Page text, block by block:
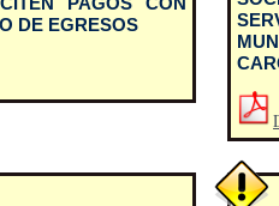
DE EGRESOS